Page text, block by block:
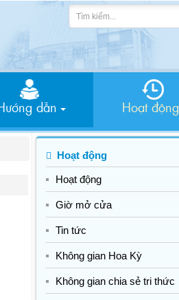
dẫn Hoạt động
Hoạt động
Hoạt động
Giờ mở cửa
Tin tức
Không gian Hoa Kỳ
Không gian chia sẻ tri thức